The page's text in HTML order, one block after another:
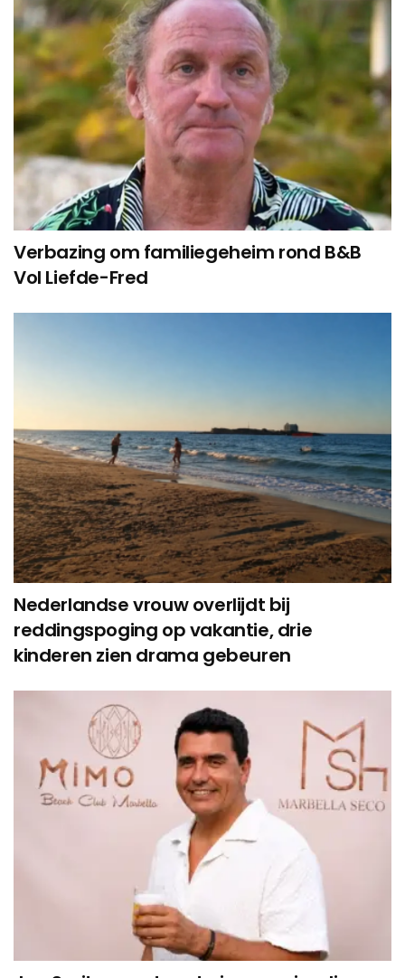
Verbazing om familiegeheim rond B&B
Vol Liefde-Fred
Nederlandse vrouw overlijdt bij
reddingspoging op vakantie, drie
kinderen zien drama gebeuren